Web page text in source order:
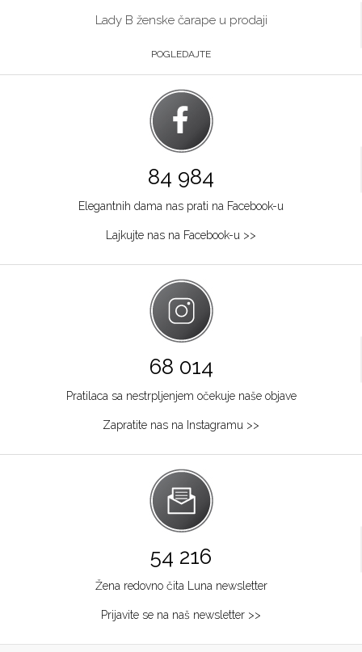
Lady B ženske čarape u prodaji
POGLEDAJTE
84 984
Elegantnih dama nas prati na Facebook-u
Lajkujte nas na Facebook-u >>
68 014
Pratilaca sa nestrpljenjem očekuje naše objave
Zapratite nas na Instagramu >>
54 216
Žena redovno čita Luna newsletter
Prijavite se na naš newsletter >>